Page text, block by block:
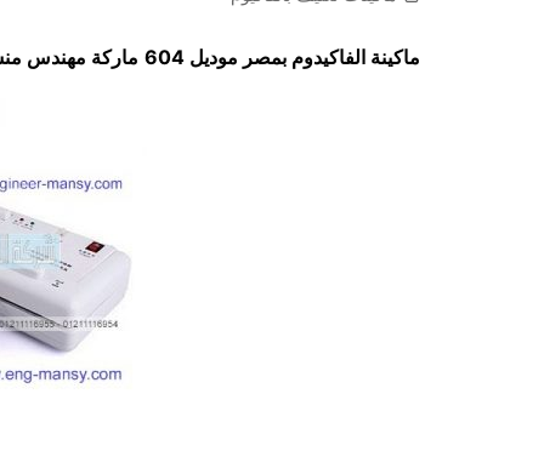
ماكينة الفاكيدوم بمصر موديل 604 ماركة مهندس